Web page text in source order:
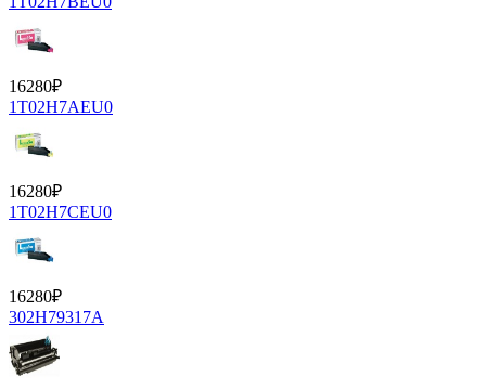
16280₽
1T02H7AEU0
16280₽
1T02H7CEU0
16280₽
302H79317A